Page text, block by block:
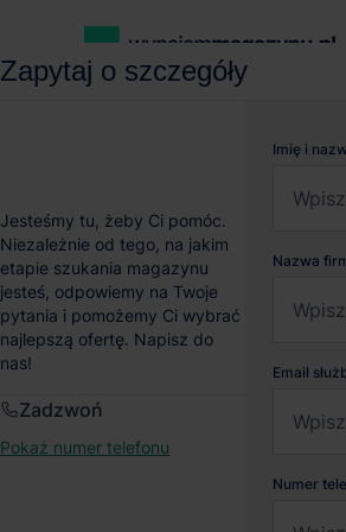
Magazyn
Sokołów, Mazowieckie
Zapytaj o szczegóły
Jesteśmy tu, żeby Ci pomóc.
Niezależnie od tego, na jakim
etapie szukania magazynu
jesteś, odpowiemy na Twoje
pytania i pomożemy Ci wybrać
najlepszą ofertę. Napisz do
nas!
Zadzwoń
Pokaż numer telefonu
Imię i
Nazwa
Email
Numer